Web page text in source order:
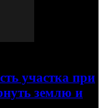
участка при
землю и